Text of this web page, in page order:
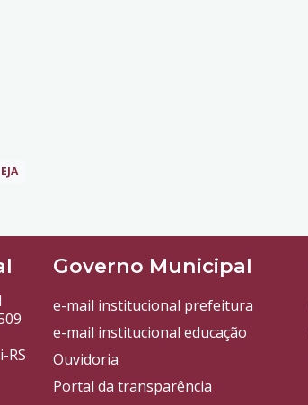
EJA
RS
Governo Municipal
e-mail institucional prefeitura
e-mail institucional educação
Ouvidoria
Portal da transparência